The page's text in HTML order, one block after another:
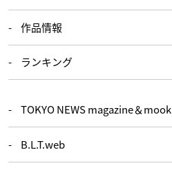
作品情報
ランキング
TOKYO NEWS magazine＆mook
B.L.T.web